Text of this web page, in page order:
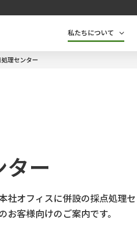
私たちについて
理センター
ー
社オフィスに併設の採点処理セ
客様向けのご案内です。